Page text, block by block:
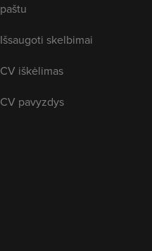
paštu
Išsaugoti skelbimai
CV iškėlimas
CV pavyzdys